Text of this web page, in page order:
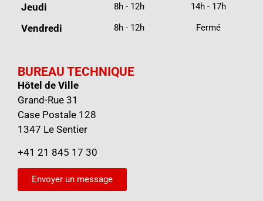
Jeudi 8h - 12h 14h - 17h
Vendredi 8h - 12h Fermé
BUREAU TECHNIQUE
Hôtel de Ville
Grand-Rue 31
Case Postale 128
1347 Le Sentier
+41 21 845 17 30
Envoyer un message